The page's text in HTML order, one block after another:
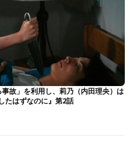
故」を利用し、莉乃（内田理央）は
たはずなのに』第2話